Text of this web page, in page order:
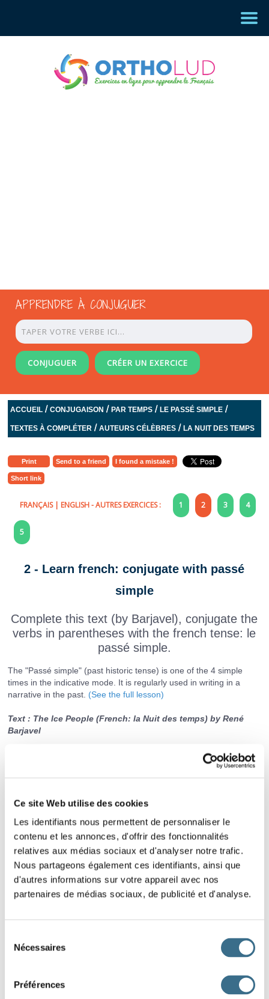
Ce site Web utilise des cookies
Les identifiants nous permettent de personnaliser le
contenu et les annonces, d'offrir des fonctionnalités
relatives aux médias sociaux et d'analyser notre trafic.
Nous partageons également ces identifiants, ainsi que
d'autres informations sur votre appareil avec nos
partenaires de médias sociaux, de publicité et d'analyse.
Nécessaires
Préférences
APPRENDRE À CONJUGUER
CONJUGUER CRÉER UN EXERCICE
ACCUEIL /CONJUGAISON /PAR TEMPS /LE PASSÉ SIMPLE /
TEXTES À COMPLÉTER /AUTEURS CÉLÈBRES /LA NUIT DES TEMPS
Print Send to a friend I found a mistake !
Short link
FRANÇAIS| ENGLISH- AUTRES EXERCICES : 1 2 3 4
5
2 - Learn french: conjugate with passé
simple
Complete this text (by Barjavel), conjugate the
verbs in parentheses with the french tense: le
passé simple.
The "Passé simple" (past historic tense) is one of the 4 simple
times in the indicative mode. It is regularly used in writing in a
narrative in the past. (See the full lesson)
Text : The Ice People (French: la Nuit des temps) by René
Barjavel
L’air chaud avait envahi toute la salle.
, la gueule du
requin(fondre)
comme un
chocolat glacé. Deux jambes du cheval et son côté(fondre)
. L’intérieur de son corps (apparaître)
L’air tiède(atteindre)
le haut de la piste
TITRES des journaux :